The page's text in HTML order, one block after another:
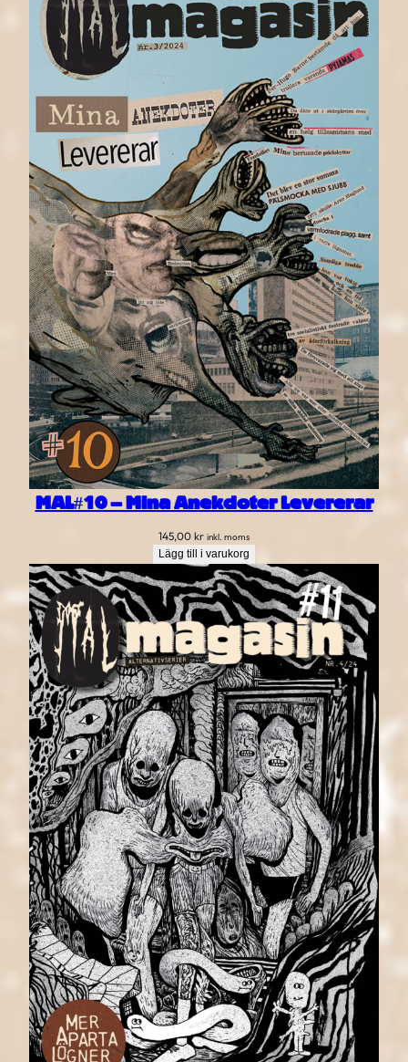
MAL#10 – Mina Anekdoter Levererar
145,00 kr inkl. moms
Lägg till i varukorg